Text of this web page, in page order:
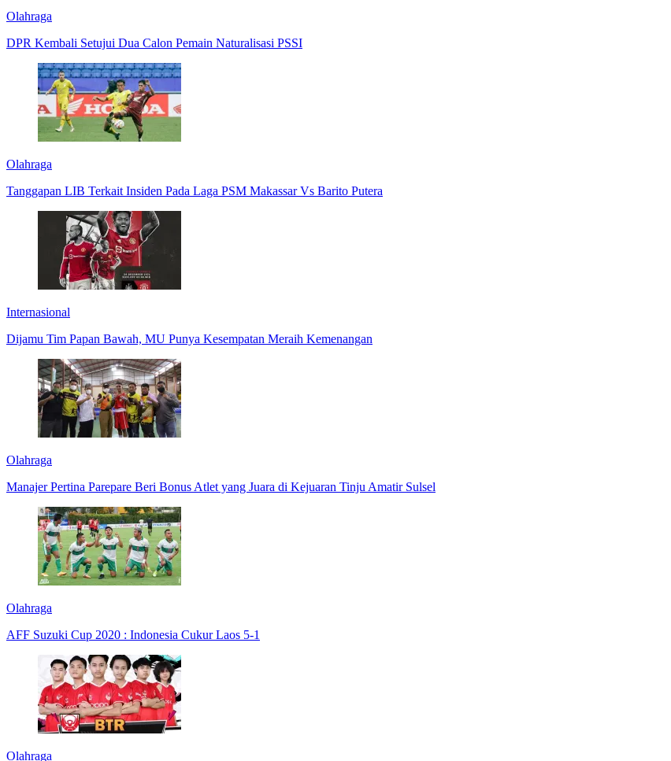
Olahraga
DPR Kembali Setujui Dua Calon Pemain Naturalisasi PSSI
Olahraga
Tanggapan LIB Terkait Insiden Pada Laga PSM Makassar Vs Barito Putera
Internasional
Dijamu Tim Papan Bawah, MU Punya Kesempatan Meraih Kemenangan
Olahraga
Manajer Pertina Parepare Beri Bonus Atlet yang Juara di Kejuaran Tinju Amatir Sulsel
Olahraga
AFF Suzuki Cup 2020 : Indonesia Cukur Laos 5-1
Olahraga